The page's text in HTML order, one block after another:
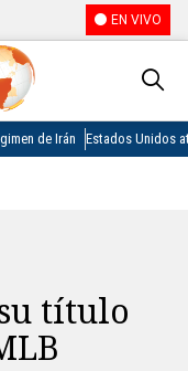
EN VIVO
de Irán Estados Unidos
título